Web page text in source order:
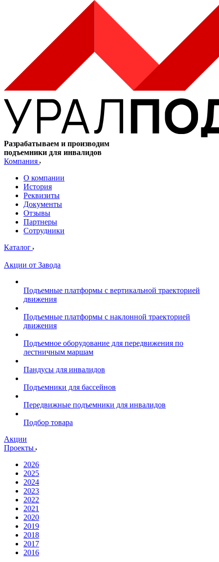
Разрабатываем и производим
подъемники для инвалидов
Компания
О компании
История
Реквизиты
Документы
Отзывы
Партнеры
Сотрудники
Каталог
Акции от Завода
Подъемные платформы с вертикальной траекторией
движения
Подъемные платформы с наклонной траекторией
движения
Подъемное оборудование для передвижения по
лестничным маршам
Пандусы для инвалидов
Подъемники для бассейнов
Передвижные подъемники для инвалидов
Подбор товара
Акции
Проекты
2026
2025
2024
2023
2022
2021
2020
2019
2018
2017
2016